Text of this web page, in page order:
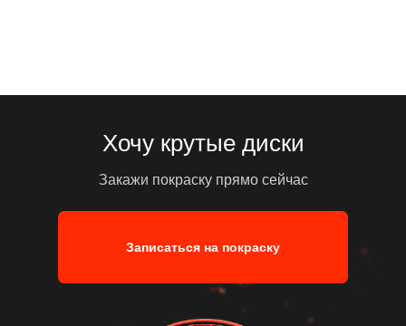
Записаться на покраску
Хочу крутые диски
Закажи покраску прямо сейчас